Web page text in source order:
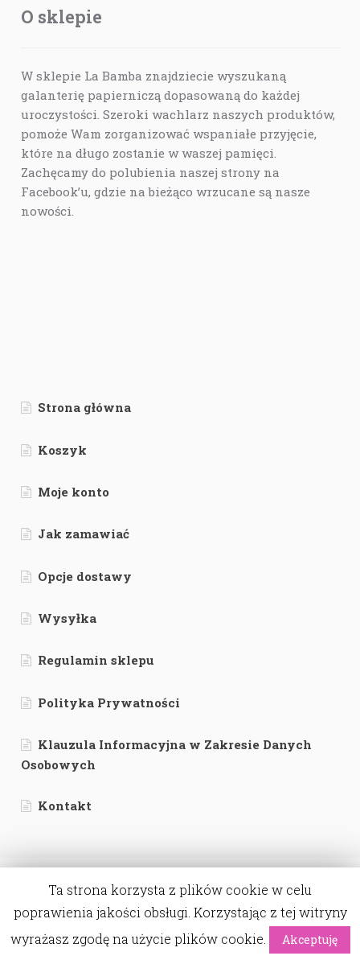
O sklepie
W sklepie La Bamba znajdziecie wyszukaną
galanterię papierniczą dopasowaną do każdej
uroczystości. Szeroki wachlarz naszych produktów,
pomoże Wam zorganizować wspaniałe przyjęcie,
które na długo zostanie w waszej pamięci.
Zachęcamy do polubienia naszej strony na
Facebook’u, gdzie na bieżąco wrzucane są nasze
nowości.
Strona główna
Koszyk
Moje konto
Jak zamawiać
Opcje dostawy
Wysyłka
Regulamin sklepu
Polityka Prywatności
Klauzula Informacyjna w Zakresie Danych
Osobowych
Kontakt
© Labamba - bo piękno tkwi w szczegółach. 2026
wdrożenie: webwave.pl 0
Ta strona korzysta z plików cookie w celu
poprawienia jakości obsługi. Korzystając z tej witryny
wyrażasz zgodę na użycie plików cookie.
Akceptuję